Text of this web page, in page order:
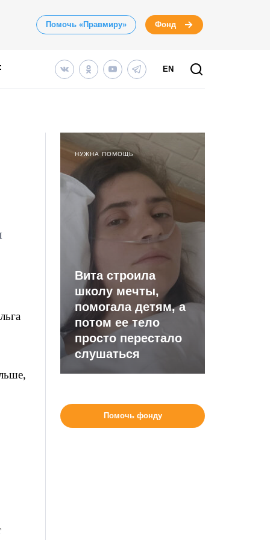
Помочь «Правмиру» Фонд
EN
НУЖНА ПОМОЩЬ
Вита строила
школу мечты,
помогала детям, а
потом ее тело
просто перестало
слушаться
Помочь фонду